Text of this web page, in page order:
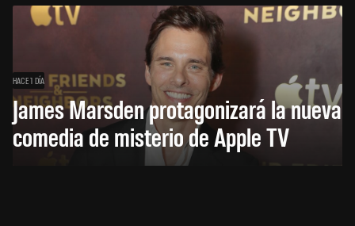
HACE 1 DÍA
James Marsden protagonizará la nueva
comedia de misterio de Apple TV